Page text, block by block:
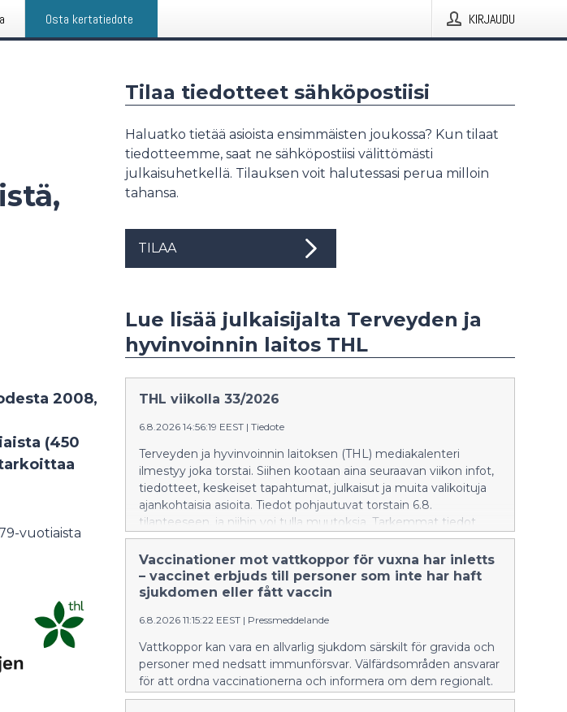
Osta kertatiedote KIRJAUDU
2008,
(450
vuotiaista
Tilaa tiedotteet sähköpostiisi
Haluatko tietää asioista ensimmäisten joukossa? Kun tilaat
tiedotteemme, saat ne sähköpostiisi välittömästi
julkaisuhetkellä. Tilauksen voit halutessasi perua milloin
tahansa.
TILAA
Lue lisää julkaisijalta Terveyden ja
hyvinvoinnin laitos THL
THL viikolla 33/2026
6.8.2026 14:56:19 EEST | Tiedote
Terveyden ja hyvinvoinnin laitoksen (THL) mediakalenteri
ilmestyy joka torstai. Siihen kootaan aina seuraavan viikon infot,
tiedotteet, keskeiset tapahtumat, julkaisut ja muita valikoituja
ajankohtaisia asioita. Tiedot pohjautuvat torstain 6.8.
tilanteeseen, ja niihin voi tulla muutoksia. Tarkemmat tiedot
THL:n tapahtumista ja webinaareista tapahtumakalenterissa.
https://thl.fi/ajankohtaista/tapahtumat THL:n viestintä palvelee
mediaa arkisin klo 9–16, puh. 029 524 6161, sähköposti:
info(at)thl.fi Uutiset to 13.8. Uuden vammaispalvelulain
monelta osin hyvin, ja asiakkaiden osallisuus on toteutunut
erityisesti palvelutarpeen arvioinnissa ja asiakassuunnitelmien
laatimisessa. THL:n raportissa käy ilmi, että toimeenpano on
lähtenyt liikkeelle, mutta asiakasprosessien sujuvuuteen,
ensisijaisten palveluiden saatavuuteen ja resurssien
Vaccinationer mot vattkoppor för vuxna har inletts
– vaccinet erbjuds till personer som inte har haft
sjukdomen eller fått vaccin
6.8.2026 11:15:22 EEST | Pressmeddelande
Vattkoppor kan vara en allvarlig sjukdom särskilt för gravida och
personer med nedsatt immunförsvar. Välfärdsområden ansvarar
för att ordna vaccinationerna och informera om dem regionalt.